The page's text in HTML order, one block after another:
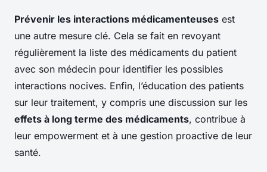
Prévenir les interactions médicamenteuses est
une autre mesure clé. Cela se fait en revoyant
régulièrement la liste des médicaments du patient
avec son médecin pour identifier les possibles
interactions nocives. Enfin, l’éducation des patients
sur leur traitement, y compris une discussion sur les
effets à long terme des médicaments, contribue à
leur empowerment et à une gestion proactive de leur
santé.